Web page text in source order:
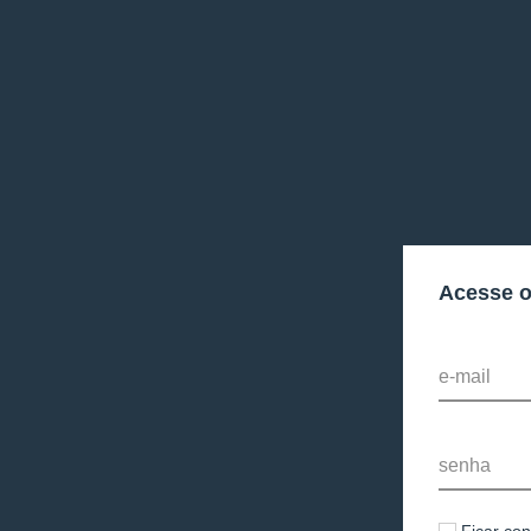
Acesse
e-mail
senha